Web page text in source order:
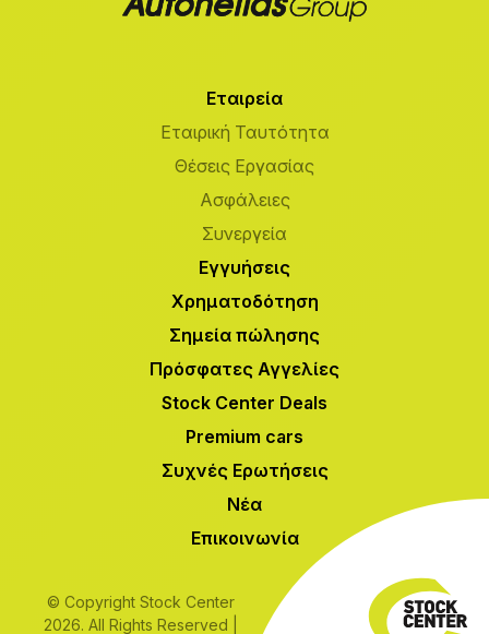
Εταιρεία
Εταιρική Ταυτότητα
Θέσεις Εργασίας
Ασφάλειες
Συνεργεία
Εγγυήσεις
Χρηματοδότηση
Σημεία πώλησης
Πρόσφατες Αγγελίες
Stock Center Deals
Premium cars
Συχνές Ερωτήσεις
Νέα
Επικοινωνία
© Copyright Stock Center
2026. All Rights Reserved |